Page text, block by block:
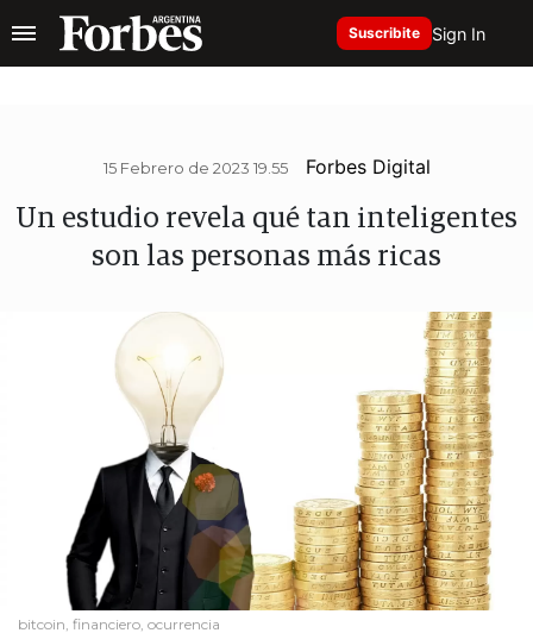
Suscribite Sign In
15 Febrero de 2023 19.55 Forbes Digital
Un estudio revela qué tan inteligentes
son las personas más ricas
bitcoin, financiero, ocurrencia